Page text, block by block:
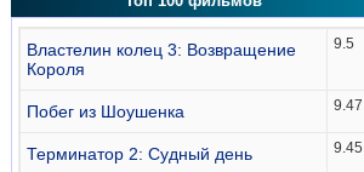
Властелин колец 3: Возвращение
Короля
9.5
Побег из Шоушенка 9.47
Терминатор 2: Судный день 9.45